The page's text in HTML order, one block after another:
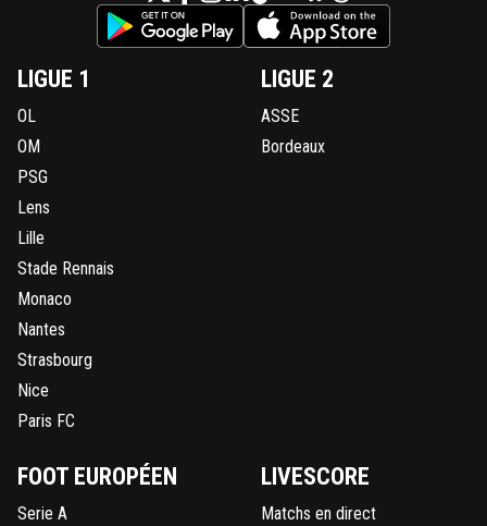
LIGUE 1
OL
OM
PSG
Lens
Lille
Stade Rennais
Monaco
Nantes
Strasbourg
Nice
Paris FC
LIGUE 2
ASSE
Bordeaux
FOOT EUROPÉEN
Serie A
LIVESCORE
Matchs en direct